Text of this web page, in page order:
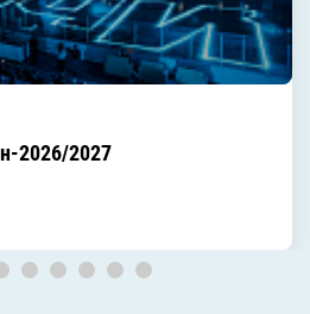
2026/2027